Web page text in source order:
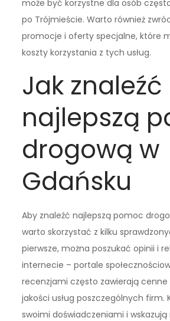
może być korzystne dla osób
po Trójmieście. Warto również
promocje i oferty specjalne, które
koszty korzystania z tych usług.
Jak znaleźć
najlepszą
drogową w
Gdańsku
Aby znaleźć najlepszą pomoc
warto skorzystać z kilku
pierwsze, można poszukać opinii i
internecie – portale
recenzjami często zawierają
jakości usług poszczególnych firm.
swoimi doświadczeniami i